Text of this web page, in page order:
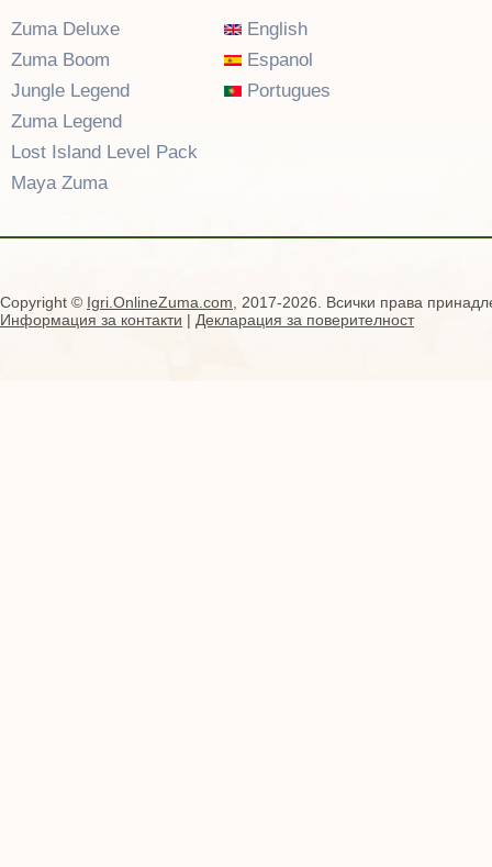
Zuma Deluxe
Zuma Boom
Jungle Legend
Zuma Legend
Lost Island Level Pack
Maya Zuma
English
Espanol
Portugues
Copyright © Igri.OnlineZuma.com , 2017-2026. Всички права
Информация за контакти | Декларация за поверителност